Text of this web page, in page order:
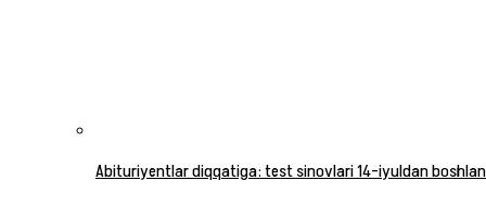
Abituriyentlar diqqatiga: test sinovlari 14-iyuldan